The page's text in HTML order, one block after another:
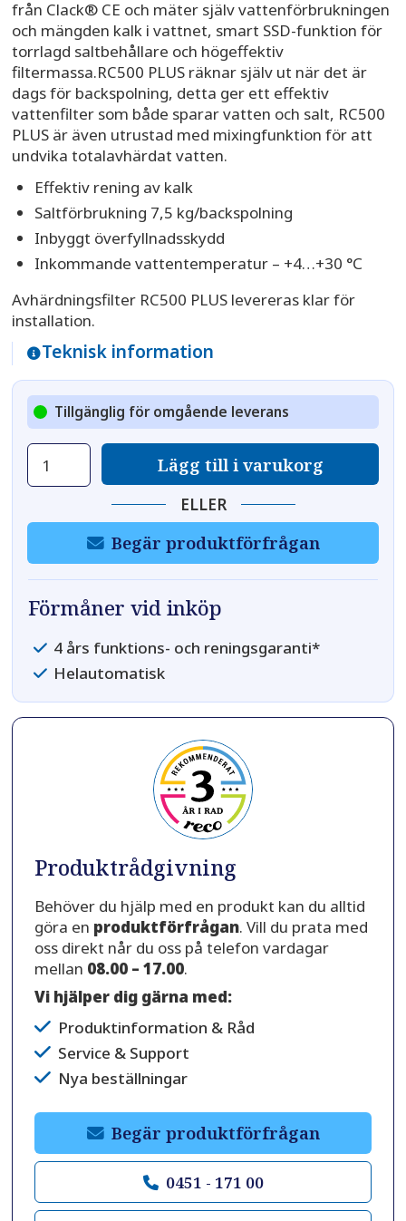
från Clack® CE och mäter själv vattenförbrukningen
och mängden kalk i vattnet, smart SSD-funktion för
torrlagd saltbehållare och högeffektiv
filtermassa.RC500 PLUS räknar själv ut när det är
dags för backspolning, detta ger ett effektiv
vattenfilter som både sparar vatten och salt, RC500
PLUS är även utrustad med mixingfunktion för att
undvika totalavhärdat vatten.
Effektiv rening av kalk
Saltförbrukning 7,5 kg/backspolning
Inbyggt överfyllnadsskydd
Inkommande vattentemperatur – +4…+30 °С
Avhärdningsfilter RC500 PLUS levereras klar för
installation.
Teknisk information
Tillgänglig för omgående leverans
Avhärdningsfilter
Lägg till i varukorg
ELLER
Begär produktförfrågan
Förmåner vid inköp
4 års funktions- och reningsgaranti*
Helautomatisk
Produktrådgivning
Behöver du hjälp med en produkt kan du alltid
göra en produktförfrågan. Vill du prata med
oss direkt når du oss på telefon vardagar
mellan 08.00 – 17.00.
Vi hjälper dig gärna med:
Produktinformation & Råd
Service & Support
Nya beställningar
Begär produktförfrågan
0451 - 171 00